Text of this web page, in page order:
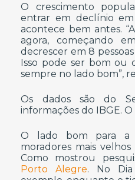
O crescimento
entrar em declínio em
acontece bem antes.
agora, começando
decrescer em 8
Isso pode ser bom ou
sempre no lado bom”,
Os dados são do
informações do IBGE.
O lado bom para a
moradores mais
Como mostrou
Porto Alegre. No Dia